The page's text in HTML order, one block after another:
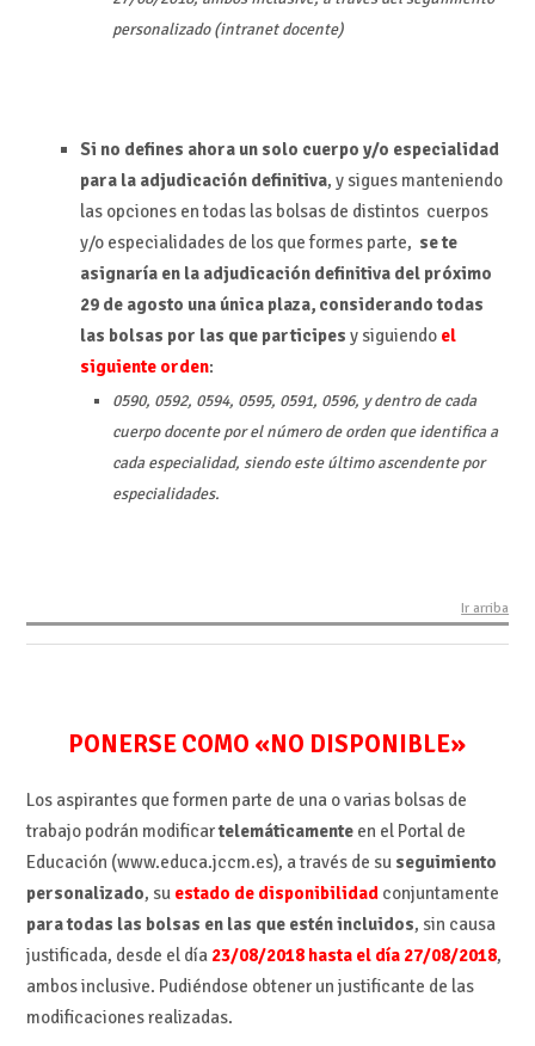
personalizado (intranet docente)
Si no defines ahora un solo cuerpo y/o especialidad
para la adjudicación definitiva, y sigues manteniendo
las opciones en todas las bolsas de distintos cuerpos
y/o especialidades de los que formes parte, se te
asignaría en la adjudicación definitiva del próximo
29 de agosto una única plaza, considerando todas
las bolsas por las que participes y siguiendo el
siguiente orden:
0590, 0592, 0594, 0595, 0591, 0596, y dentro de cada
cuerpo docente por el número de orden que identifica a
cada especialidad, siendo este último ascendente por
especialidades.
Ir arriba
PONERSE COMO «NO DISPONIBLE»
Los aspirantes que formen parte de una o varias bolsas de
trabajo podrán modificartelemáticamenteen el Portal de
Educación (www.educa.jccm.es), a través de su seguimiento
personalizado, su estado de disponibilidadconjuntamente
para todas las bolsas en las que estén incluidos, sin causa
justificada, desde el día 23/08/2018 hasta el día 27/08/2018,
ambos inclusive. Pudiéndose obtener un justificante de las
modificaciones realizadas.